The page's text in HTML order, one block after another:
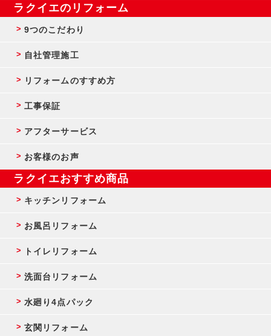
ラクイエのリフォーム
9つのこだわり
自社管理施工
リフォームのすすめ方
工事保証
アフターサービス
お客様のお声
ラクイエおすすめ商品
キッチンリフォーム
お風呂リフォーム
トイレリフォーム
洗面台リフォーム
水廻り4点パック
玄関リフォーム